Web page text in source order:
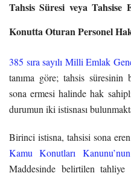
Tahsis Süresi veya
Konutta Oturan Personel
385 sıra sayılı Milli Emlak
tanıma göre; tahsis süresinin
sona ermesi halinde hak
durumun iki istisnası
Birinci istisna, tahsisi sona
Kamu Konutları Kanunu’nun
Maddesinde belirtilen